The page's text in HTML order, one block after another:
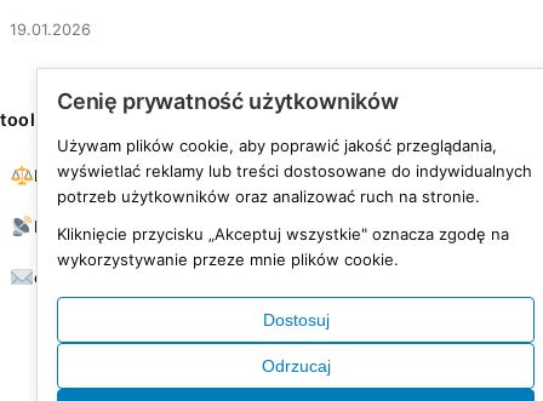
19.01.2026
tools
BMI calculator
RSS feed
contact
© 2026 was fine life
Cenię prywatność użytkowników
Używam plików cookie, aby poprawić jakość przeglądania,
wyświetlać reklamy lub treści dostosowane do indywidualnych
potrzeb użytkowników oraz analizować ruch na stronie.
Kliknięcie przycisku „Akceptuj wszystkie" oznacza zgodę na
wykorzystywanie przeze mnie plików cookie.
Dostosuj
Odrzucaj